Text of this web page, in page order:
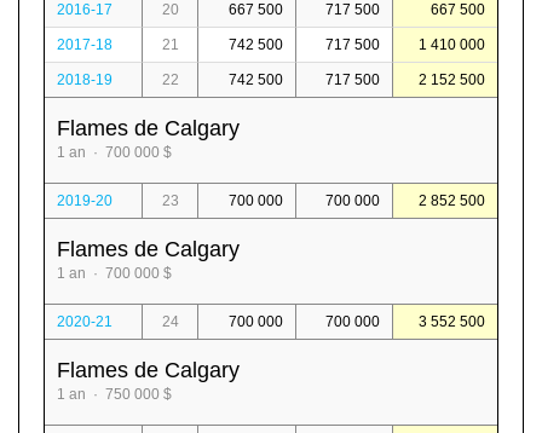
2016-17 20 667 500 717 500 667 500
2017-18 21 742 500 717 500 1 410 000
2018-19 22 742 500 717 500 2 152 500
Flames de Calgary
1 an · 700 000 $
2019-20 23 700 000 700 000 2 852 500
Flames de Calgary
1 an · 700 000 $
2020-21 24 700 000 700 000 3 552 500
Flames de Calgary
1 an · 750 000 $